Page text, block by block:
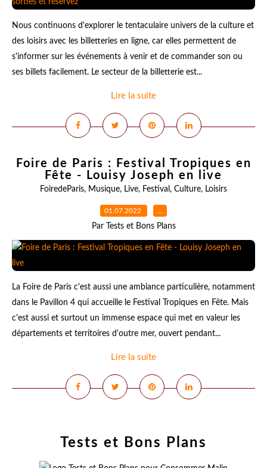
Nous continuons d'explorer le tentaculaire univers de la culture et
des loisirs avec les billetteries en ligne, car elles permettent de
s'informer sur les événements à venir et de commander son ou
ses billets facilement. Le secteur de la billetterie est...
Lire la suite
Foire de Paris : Festival Tropiques en
Fête - Louisy Joseph en live
FoiredeParis, Musique, Live, Festival , Culture, Loisirs
01.07.2022 …
Par Tests et Bons Plans
La Foire de Paris c'est aussi une ambiance particulière, notamment
dans le Pavillon 4 qui accueille le Festival Tropiques en Fête. Mais
c'est aussi et surtout un immense espace qui met en valeur les
départements et territoires d'outre mer, ouvert pendant...
Lire la suite
Tests et Bons Plans